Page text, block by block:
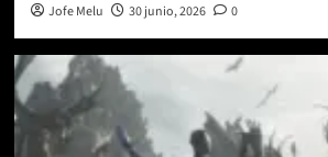
Jofe Melu 30 junio, 2026 0